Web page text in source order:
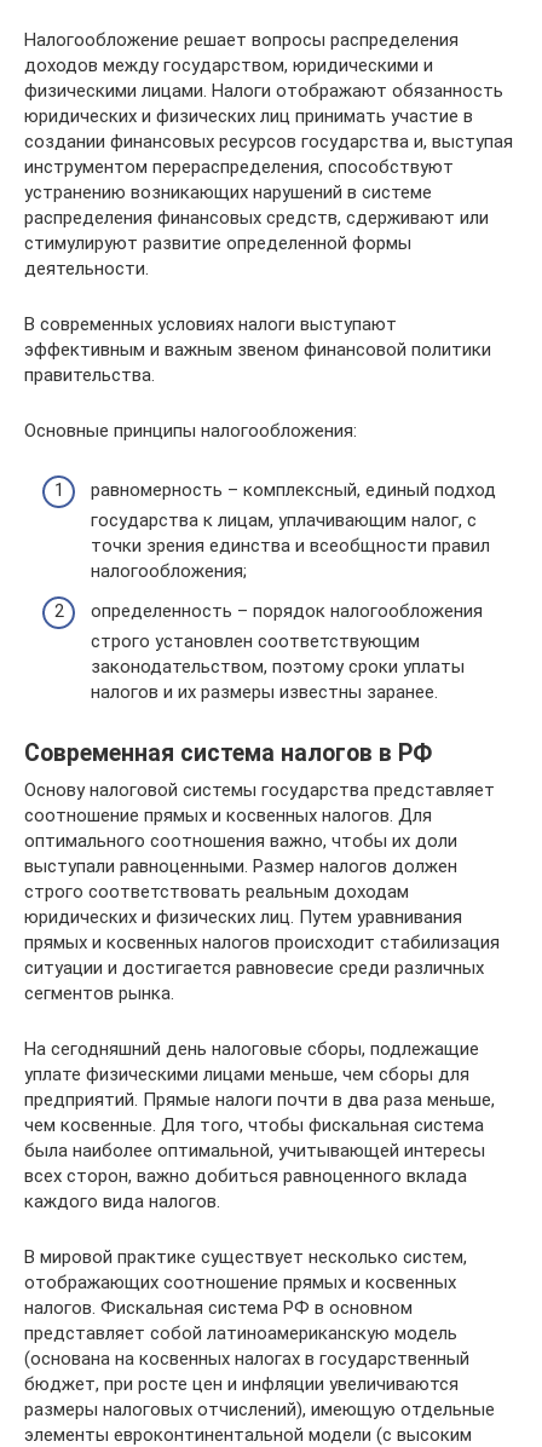
Налогообложение решает вопросы распределения
доходов между государством, юридическими и
физическими лицами. Налоги отображают обязанность
юридических и физических лиц принимать участие в
создании финансовых ресурсов государства и, выступая
инструментом перераспределения, способствуют
устранению возникающих нарушений в системе
распределения финансовых средств, сдерживают или
стимулируют развитие определенной формы
деятельности.
В современных условиях налоги выступают
эффективным и важным звеном финансовой политики
правительства.
Основные принципы налогообложения:
равномерность – комплексный, единый подход
государства к лицам, уплачивающим налог, с
точки зрения единства и всеобщности правил
налогообложения;
определенность – порядок налогообложения
строго установлен соответствующим
законодательством, поэтому сроки уплаты
налогов и их размеры известны заранее.
Современная система налогов в РФ
Основу налоговой системы государства представляет
соотношение прямых и косвенных налогов. Для
оптимального соотношения важно, чтобы их доли
выступали равноценными. Размер налогов должен
строго соответствовать реальным доходам
юридических и физических лиц. Путем уравнивания
прямых и косвенных налогов происходит стабилизация
ситуации и достигается равновесие среди различных
сегментов рынка.
На сегодняшний день налоговые сборы, подлежащие
уплате физическими лицами меньше, чем сборы для
предприятий. Прямые налоги почти в два раза меньше,
чем косвенные. Для того, чтобы фискальная система
была наиболее оптимальной, учитывающей интересы
всех сторон, важно добиться равноценного вклада
каждого вида налогов.
В мировой практике существует несколько систем,
отображающих соотношение прямых и косвенных
налогов. Фискальная система РФ в основном
представляет собой латиноамериканскую модель
(основана на косвенных налогах в государственный
бюджет, при росте цен и инфляции увеличиваются
размеры налоговых отчислений), имеющую отдельные
элементы евроконтинентальной модели (с высоким